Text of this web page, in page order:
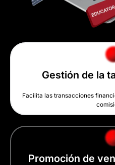
Gestión de la
Facilita las transacciones
Promoción de